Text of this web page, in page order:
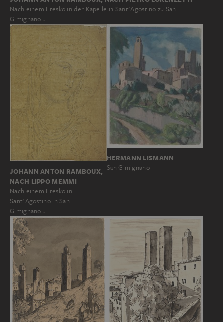
Nach einem Fresko in der Kapelle in Sant'Agostino zu San
Gimignano…
JOHANN ANTON RAMBOUX,
NACH LIPPO MEMMI
Nach einem Fresko in
Sant'Agostino in San
Gimignano…
HERMANN LISMANN
San Gimignano